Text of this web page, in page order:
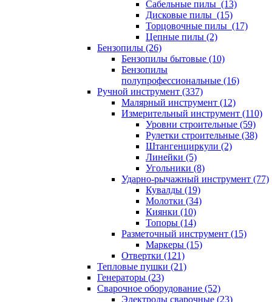
Сабельные пилы (13)
Дисковые пилы (15)
Торцовочные пилы (17)
Цепные пилы (2)
Бензопилы (26)
Бензопилы бытовые (10)
Бензопилы
полупрофессиональные (16)
Ручной инструмент (337)
Малярный инструмент (12)
Измерительный инструмент (110)
Уровни строительные (59)
Рулетки строительные (38)
Штангенциркули (2)
Линейки (5)
Угольники (8)
Ударно-рычажный инструмент (77)
Кувалды (19)
Молотки (34)
Киянки (10)
Топоры (14)
Разметочный инструмент (15)
Маркеры (15)
Отвертки (121)
Тепловые пушки (21)
Генераторы (23)
Сварочное оборудование (52)
Электроды сварочные (23)